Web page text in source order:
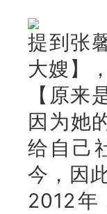
提到张
大嫂】
【原
因为她
给自己
今， 因
2012